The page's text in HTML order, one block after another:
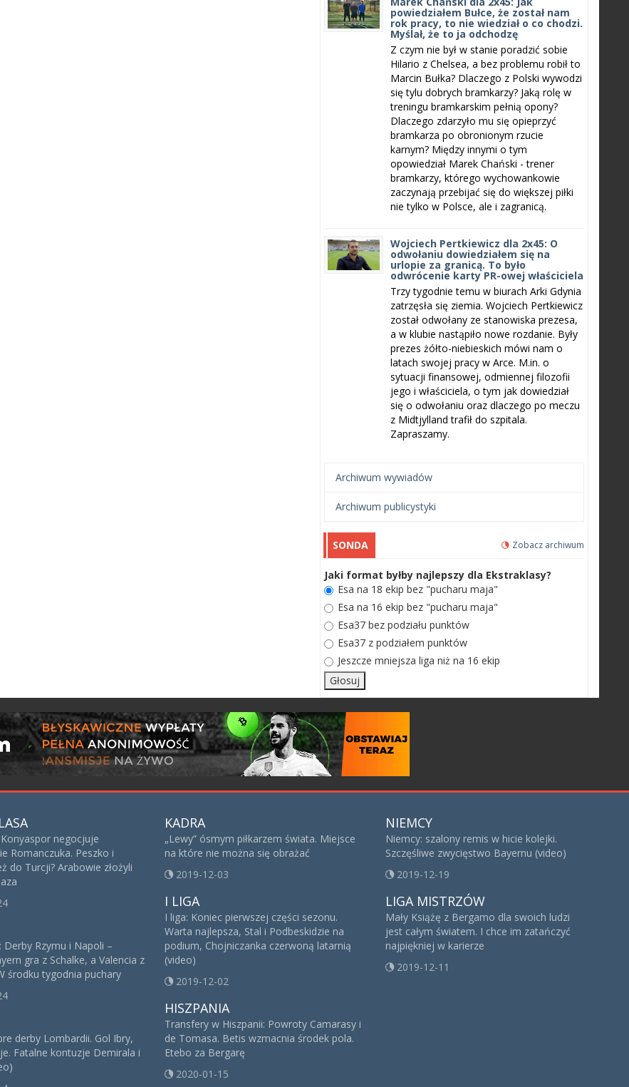
powiedziałem Bułce, że został nam
rok pracy, to nie wiedział o co chodzi.
Myślał, że to ja odchodzę
Z czym nie był w stanie poradzić sobie
Hilario z Chelsea, a bez problemu robił to
Marcin Bułka? Dlaczego z Polski wywodzi
się tylu dobrych bramkarzy? Jaką rolę w
treningu bramkarskim pełnią opony?
Dlaczego zdarzyło mu się opieprzyć
bramkarza po obronionym rzucie
karnym? Między innymi o tym
opowiedział Marek Chański - trener
bramkarzy, którego wychowankowie
zaczynają przebijać się do większej piłki
nie tylko w Polsce, ale i zagranicą.
Wojciech Pertkiewicz dla 2x45: O
odwołaniu dowiedziałem się na
urlopie za granicą. To było
odwrócenie karty PR-owej właściciela
Trzy tygodnie temu w biurach Arki Gdynia
zatrzęsła się ziemia. Wojciech Pertkiewicz
został odwołany ze stanowiska prezesa,
a w klubie nastąpiło nowe rozdanie. Były
prezes żółto-niebieskich mówi nam o
latach swojej pracy w Arce. M.in. o
sytuacji finansowej, odmiennej filozofii
jego i właściciela, o tym jak dowiedział
się o odwołaniu oraz dlaczego po meczu
z Midtjylland trafił do szpitala.
Zapraszamy.
Archiwum wywiadów
Archiwum publicystyki
SONDA Zobacz archiwum
Jaki format byłby najlepszy dla Ekstraklasy?
Esa na 18 ekip bez "pucharu maja"
Esa na 16 ekip bez "pucharu maja"
Esa37 bez podziału punktów
Esa37 z podziałem punktów
Jeszcze mniejsza liga niż na 16 ekip
negocjuje
Romanczuka. Peszko i
do Turcji? Arabowie złożyli
Derby Rzymu i Napoli –
gra z Schalke, a Valencia z
środku tygodnia puchary
derby Lombardii. Gol Ibry,
Fatalne kontuzje Demirala i
KADRA
„Lewy” ósmym piłkarzem świata. Miejsce
na które nie można się obrażać
2019-12-03
I LIGA
I liga: Koniec pierwszej części sezonu.
Warta najlepsza, Stal i Podbeskidzie na
podium, Chojniczanka czerwoną latarnią
(video)
2019-12-02
HISZPANIA
Transfery w Hiszpanii: Powroty Camarasy i
de Tomasa. Betis wzmacnia środek pola.
Etebo za Bergarę
2020-01-15
NIEMCY
Niemcy: szalony remis w hicie kolejki.
Szczęśliwe zwycięstwo Bayernu (video)
2019-12-19
LIGA MISTRZÓW
Mały Książę z Bergamo dla swoich ludzi
jest całym światem. I chce im zatańczyć
najpiękniej w karierze
2019-12-11